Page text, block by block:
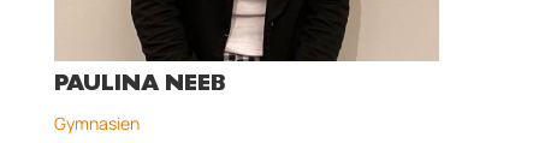
PAULINA NEEB
Gymnasien